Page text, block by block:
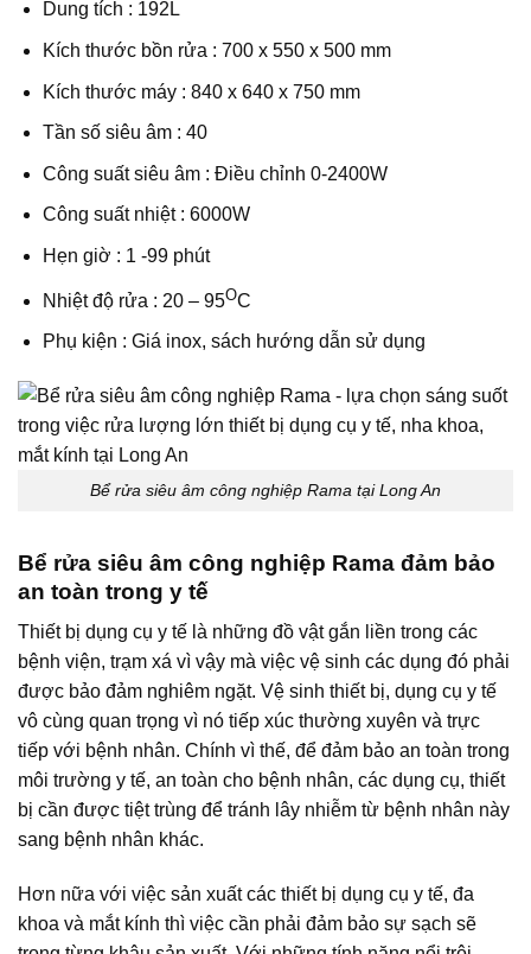
Dung tích : 192L
Kích thước bồn rửa : 700 x 550 x 500 mm
Kích thước máy : 840 x 640 x 750 mm
Tần số siêu âm : 40
Công suất siêu âm : Điều chỉnh 0-2400W
Công suất nhiệt : 6000W
Hẹn giờ : 1 -99 phút
Nhiệt độ rửa : 20 – 95OC
Phụ kiện : Giá inox, sách hướng dẫn sử dụng
Bể rửa siêu âm công nghiệp Rama tại Long An
Bể rửa siêu âm công nghiệp Rama đảm bảo
an toàn trong y tế
Thiết bị dụng cụ y tế là những đồ vật gắn liền trong các
bệnh viện, trạm xá vì vậy mà việc vệ sinh các dụng đó phải
được bảo đảm nghiêm ngặt. Vệ sinh thiết bị, dụng cụ y tế
vô cùng quan trọng vì nó tiếp xúc thường xuyên và trực
tiếp với bệnh nhân. Chính vì thế, để đảm bảo an toàn trong
môi trường y tế, an toàn cho bệnh nhân, các dụng cụ, thiết
bị cần được tiệt trùng để tránh lây nhiễm từ bệnh nhân này
sang bệnh nhân khác.
Hơn nữa với việc sản xuất các thiết bị dụng cụ y tế, đa
khoa và mắt kính thì việc cần phải đảm bảo sự sạch sẽ